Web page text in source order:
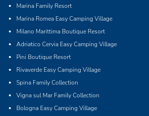
Marina Family Resort
Marina Romea Easy Camping Village
Milano Marittima Boutique Resort
Adriatico Cervia Easy Camping Village
Pini Boutique Resort
Rivaverde Easy Camping Village
Spina Family Collection
Vigna sul Mar Family Collection
Bologna Easy Camping Village